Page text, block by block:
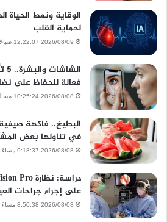
الوقاية ونمط الحياة
لحماية القلب
2026/08/09 12:22:07 صباحًا
فعالة للحفاظ على
2026/08/08 10:25:24 مساءً
البطيخ.. فاكهة
في تناولها بعض
2026/08/08 9:18:37 مساءً
على إجراء جراحات
2026/08/08 8:50:38 مساءً